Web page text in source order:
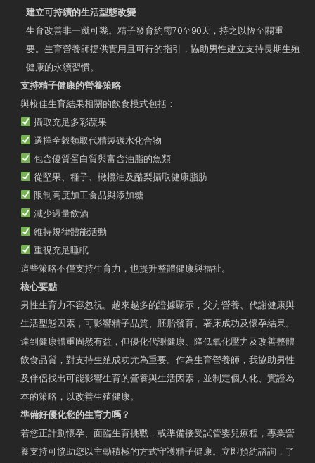
建立可持續的生活型態改變
生育改善非一蹴可幾。精子發育約需70至90天，持之以恆至關重
要。生育營養師提供實用且可行的指引，協助男性建立支持長期生殖
健康的永續習慣。
支持精子健康的營養策略
與較佳生育結果相關的飲食模式包括：
攝取充足多彩蔬果
選擇全穀類取代精製碳水化合物
包含優質蛋白質與富含油脂的魚類
從堅果、種子、橄欖油及酪梨攝取健康脂肪
限制高度加工食品與添加糖
減少過量飲酒
維持規律體能活動
重視充足睡眠
這些策略不僅支持生育力，也提升整體健康與福祉。
核心要點
男性生育力不容忽視。越來越多的證據顯示，父方營養、代謝健康與
生活型態因素，可影響精子品質、胚胎發育、著床成功及懷孕結果。
達到健康體重固然有益，但優化代謝健康、降低氧化壓力及改善整體
飲食品質，對支持生殖成功尤為重要。作為生育營養師，我協助男性
及伴侶找出可能影響生育的營養與生活因素，並制定個人化、實證為
本的策略，以改善生殖健康。
準備好優化您的生育力嗎？
若您正計劃懷孕、面臨生育挑戰，或準備接受試管嬰兒療程，專業營
養支持可協助您以主動積極的方式守護精子健康。立即預約諮詢，了